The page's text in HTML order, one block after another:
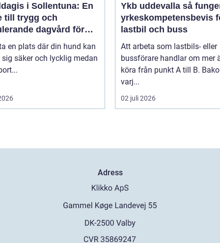
i Sollentuna: En
till trygg och
dagvård för
en plats där din hund kan
säker och lycklig medan
Ykb uddevalla så fungerar
yrkeskompetensbevis
lastbil och buss
Att arbeta som lastbils- eller
bussförare handlar om mer
köra från punkt A till B.
varj...
02 juli 2026
Adress